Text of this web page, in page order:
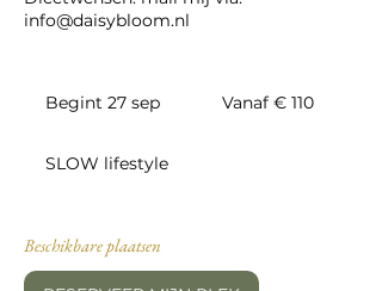
info@daisybloom.nl
Begint 27 sep
i
s
euroVanaf € 110
SLOW lifestyle
Beschikbare plaatsen